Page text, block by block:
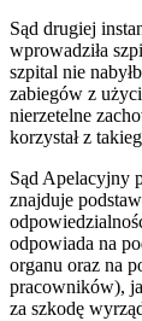
Sąd drugiej
wprowadziła
szpital nie
zabiegów z
nierzetelne
korzystał z
Sąd Apelacyjny
znajduje
odpowiada na
organu oraz na
pracowników),
za szkodę